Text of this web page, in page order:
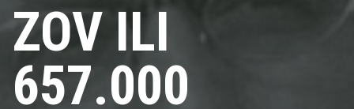
ZOV ILI
657.000